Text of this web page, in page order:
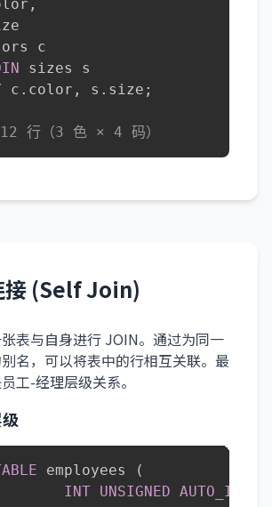
,
c . color , s . size ;
行（3 色 × 4 码）
接 (Self Join)
表与自身进行 JOIN。通过为同一
名，可以将表中的行相互关联。最
工-经理层级关系。
employees
(
id
INT UNSIGNED